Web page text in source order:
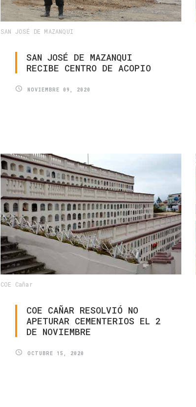
SAN JOSÉ DE MAZANQUI
SAN JOSÉ DE MAZANQUI
RECIBE CENTRO DE ACOPIO
NOVIEMBRE 09, 2020
COE Cañar
COE CAÑAR RESOLVIÓ NO
APETURAR CEMENTERIOS EL 2
DE NOVIEMBRE
OCTUBRE 15, 2020